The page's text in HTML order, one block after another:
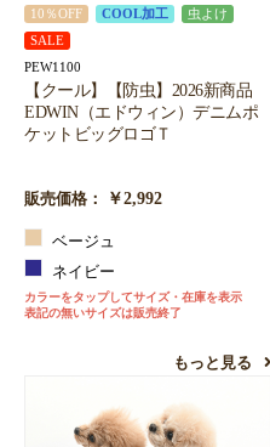
10％OFF COOL加工
虫よけ
SALE
PEW1100
【クール】【防虫】2026新商品
EDWIN（エドウィン）デニムポ
ケットビッグロゴＴ
販売価格： ￥2,992
ベージュ
ネイビー
カラーをタップしてサイズ・在庫を表示
表記の無いサイズは販売終了
もっと見る